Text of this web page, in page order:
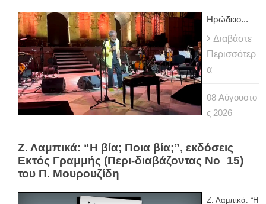
Ηρώδειο...
Διαβάστε
Περισσότερ
α
08 Αύγουστο
ς 2026
Ζ. Λαμπικά: “Η βία; Ποια βία;”, εκδόσεις
Εκτός Γραμμής (Περι-διαβάζοντας Νο_15)
του Π. Μουρουζίδη
Ζ. Λαμπικά: “Η